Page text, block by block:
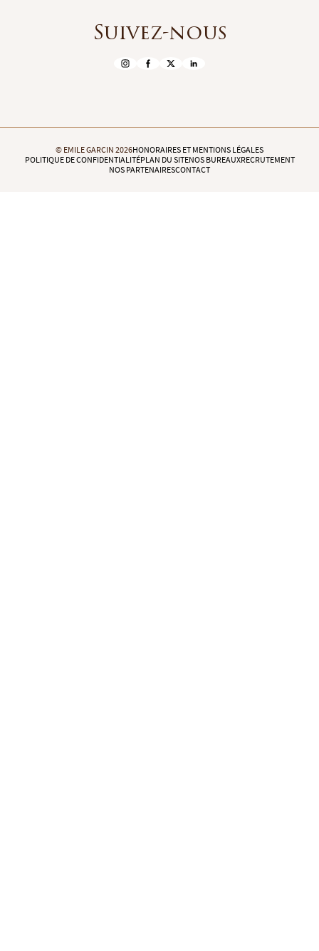
Suivez-nous
© EMILE GARCIN 2026HONORAIRES ET MENTIONS LÉGALES
POLITIQUE DE CONFIDENTIALITÉPLAN DU SITENOS BUREAUXRECRUTEMENT
NOS PARTENAIRESCONTACT